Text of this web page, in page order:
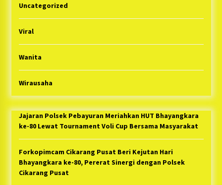
Uncategorized
Viral
Wanita
Wirausaha
Jajaran Polsek Pebayuran Meriahkan HUT Bhayangkara
ke-80 Lewat Tournament Voli Cup Bersama Masyarakat
Forkopimcam Cikarang Pusat Beri Kejutan Hari
Bhayangkara ke-80, Pererat Sinergi dengan Polsek
Cikarang Pusat